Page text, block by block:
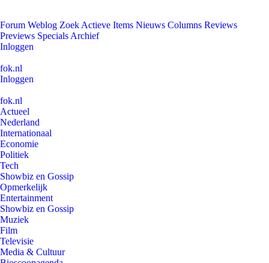
Forum Weblog Zoek Actieve Items Nieuws Columns Reviews
Previews Specials Archief
Inloggen
fok.nl
Inloggen
fok.nl
Actueel
Nederland
Internationaal
Economie
Politiek
Tech
Showbiz en Gossip
Opmerkelijk
Entertainment
Showbiz en Gossip
Muziek
Film
Televisie
Media & Cultuur